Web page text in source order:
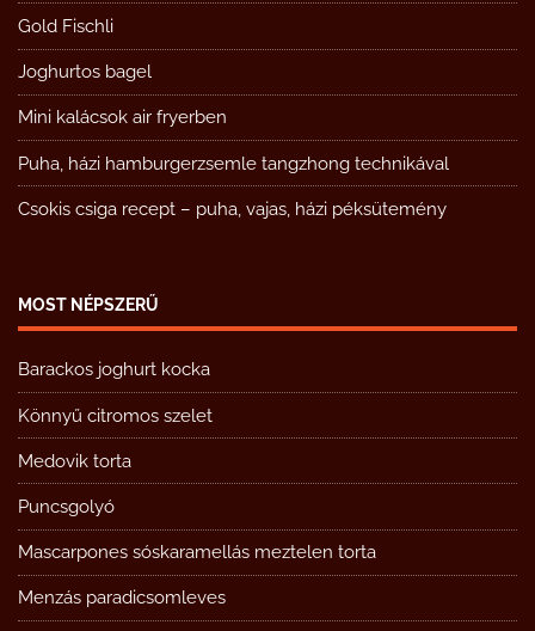
Gold Fischli
Joghurtos bagel
Mini kalácsok air fryerben
Puha, házi hamburgerzsemle tangzhong technikával
Csokis csiga recept – puha, vajas, házi péksütemény
MOST NÉPSZERŰ
Barackos joghurt kocka
Könnyű citromos szelet
Medovik torta
Puncsgolyó
Mascarpones sóskaramellás meztelen torta
Menzás paradicsomleves